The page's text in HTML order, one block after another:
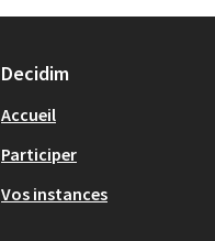
Decidim
Accueil
Participer
Vos instances